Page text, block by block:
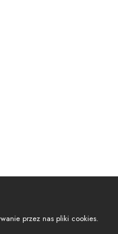
przez nas pliki cookies.